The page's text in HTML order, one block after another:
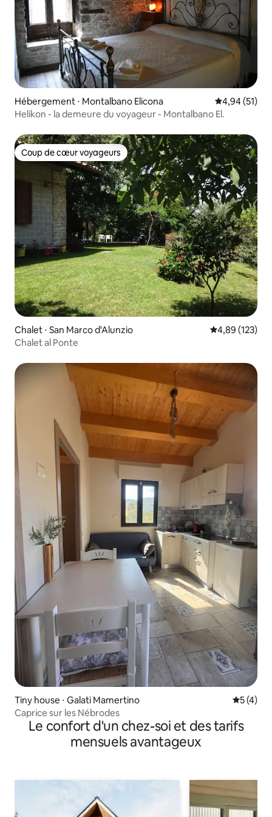
Hébergement ⋅ Montalbano Elicona Évaluation
4,94 (51)
Helikon - la demeure du voyageur - Montalbano El.
Coup de cœur voyageurs
Coup de cœur voyageurs
Chalet ⋅ San Marco d'Alunzio Évaluation
4,89 (123)
Chalet al Ponte
Tiny house ⋅ Galati Mamertino
5 (4)
Caprice sur les Nébrodes
Le confort d'un chez-soi et des tarifs
mensuels avantageux